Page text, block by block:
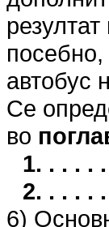
посебно,
автобус
Се
во
1. . . . .
2. . . . .
6)